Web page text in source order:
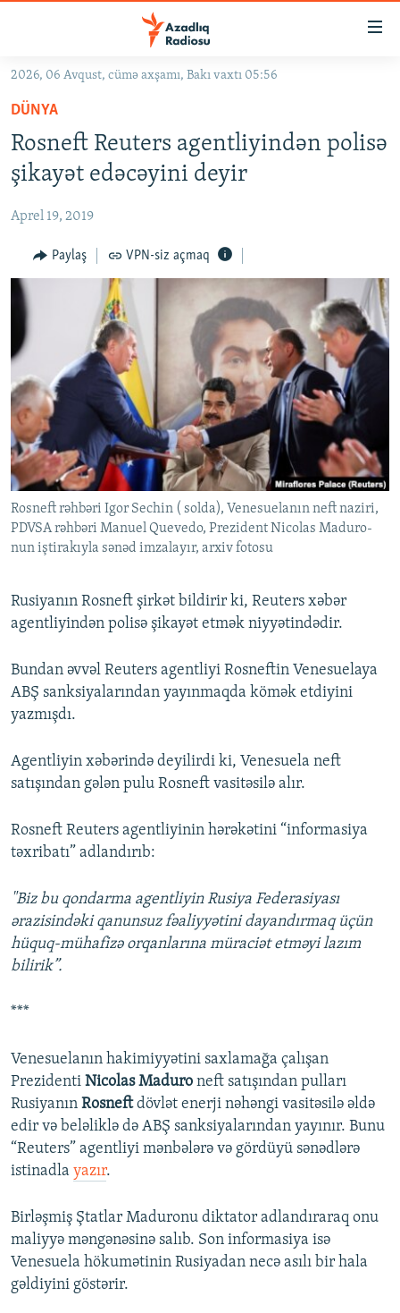
Əsas
qayıt
Əsas
naviqasiyaya
qayıt
Axtarışa
keç
KORRUPSIOMETR
#ƏSLINDƏ
FƏRQƏ BAX
QANUNI DOĞRU
ARAŞDIRMA
MULTIMEDIA
FOTOQALEREYA
İNFOQRAFIKA
KARIKATURA
RADIO ARXIV
OXU ZALI
AZƏRBAYCAN ƏDƏBIYYATI KITABXANASI
İSLAM VƏ DEMOKRATIYA
İZ - MƏDƏNIYYƏT PROQRAMI
HAQQIMIZDA
MISSIYAMIZ
PEŞƏ ETIKASI VƏ JURNALISTIKA STANDARTLARIMIZ
MATERIALLARIMIZDAN ISTIFADƏ
AZADLIQRADIOSU MOBIL TELEFONUNUZDA
BIZIMLƏ ƏLAQƏ
BIZI IZLƏ
RFE/RL-in bütün saytları
2026, 06 Avqust, cümə axşamı, Bakı vaxtı 05:56
DÜNYA
Rosneft Reuters agentliyindən polisə
şikayət edəcəyini deyir
Aprel 19, 2019
Paylaş VPN-siz açmaq
Rosneft rəhbəri Igor Sechin ( solda), Venesuelanın neft naziri,
PDVSA rəhbəri Manuel Quevedo, Prezident Nicolas Maduro-
nun iştirakıyla sənəd imzalayır, arxiv fotosu
Rusiyanın Rosneft şirkət bildirir ki, Reuters xəbər
agentliyindən polisə şikayət etmək niyyətindədir.
Bundan əvvəl Reuters agentliyi Rosneftin Venesuelaya
ABŞ sanksiyalarından yayınmaqda kömək etdiyini
yazmışdı.
Agentliyin xəbərində deyilirdi ki, Venesuela neft
satışından gələn pulu Rosneft vasitəsilə alır.
Rosneft Reuters agentliyinin hərəkətini “informasiya
təxribatı” adlandırıb:
"Biz bu qondarma agentliyin Rusiya Federasiyası
ərazisindəki qanunsuz fəaliyyətini dayandırmaq üçün
hüquq-mühafizə orqanlarına müraciət etməyi lazım
bilirik”.
***
Venesuelanın hakimiyyətini saxlamağa çalışan
Prezidenti Nicolas Maduro neft satışından pulları
Rusiyanın Rosneftdövlət enerji nəhəngi vasitəsilə əldə
edir və beləliklə də ABŞ sanksiyalarından yayınır. Bunu
“Reuters” agentliyi mənbələrə və gördüyü sənədlərə
istinadla yazır.
Birləşmiş Ştatlar Maduronu diktator adlandıraraq onu
maliyyə məngənəsinə salıb. Son informasiya isə
Venesuela hökumətinin Rusiyadan necə asılı bir hala
gəldiyini göstərir.